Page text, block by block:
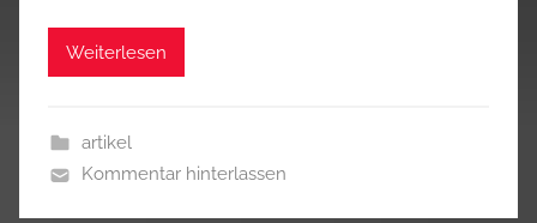
Weiterlesen
artikel
Kommentar hinterlassen